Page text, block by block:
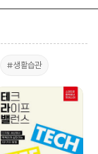
#생활습관